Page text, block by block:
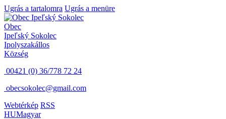
Ugrás a tartalomra Ugrás a menüre
Obec
Ipeľský Sokolec
Ipolyszakállos
Község
00421 (0) 36/778 72 24
obecsokolec@gmail.com
Webtérkép RSS
HUMagyar